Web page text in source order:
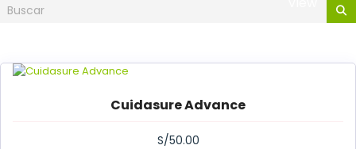
Cuidasure Advance
S/50.00